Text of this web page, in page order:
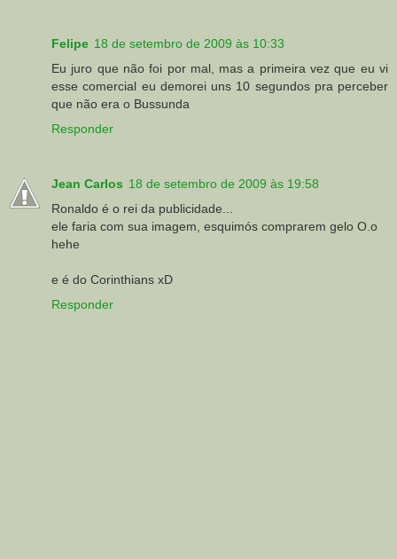
Felipe 18 de setembro de 2009 às 10:33
Eu juro que não foi por mal, mas a primeira vez que eu vi
esse comercial eu demorei uns 10 segundos pra perceber
que não era o Bussunda
Responder
Jean Carlos 18 de setembro de 2009 às 19:58
Ronaldo é o rei da publicidade...
ele faria com sua imagem, esquimós comprarem gelo O.o
hehe
e é do Corinthians xD
Responder